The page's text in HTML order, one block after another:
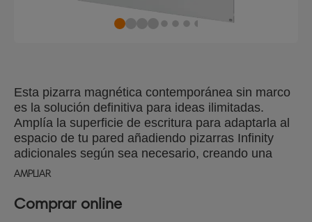
Esta pizarra magnética contemporánea sin marco
es la solución definitiva para ideas ilimitadas.
Amplía la superficie de escritura para adaptarla al
espacio de tu pared añadiendo pizarras Infinity
adicionales según sea necesario, creando una
pared de pizarra sin juntas. La pizarra montada en
colaboración, como lluvias de ideas y planificación,
en cualquier entorno de trabajo. Fácil de instalar, el
AMPLIAR
Comprar online